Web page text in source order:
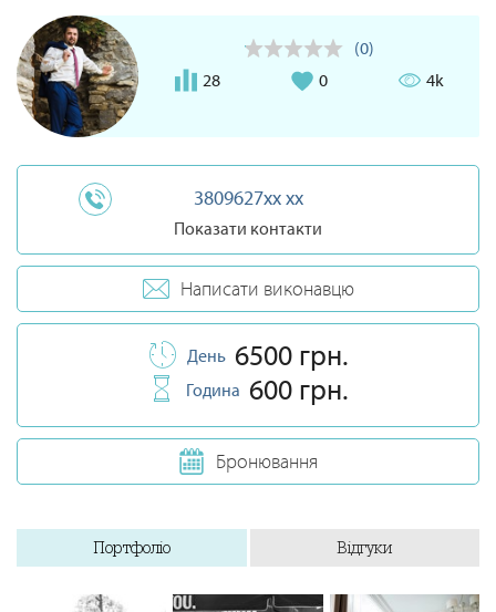
(0)
28
0 4k
3809627xx xx
Показати контакти
Написати виконавцю
День 6500 грн.
Година 600 грн.
Бронювання
Портфоліо Відгуки